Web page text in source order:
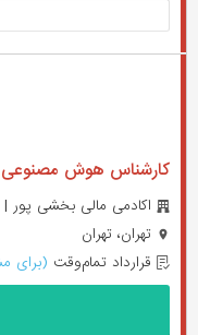
کارشناس هوش مصنوعی
اکادمی مالی بخشی پور | Solevrage
تهران، تهران
قرارداد تمام‌وقت (برای